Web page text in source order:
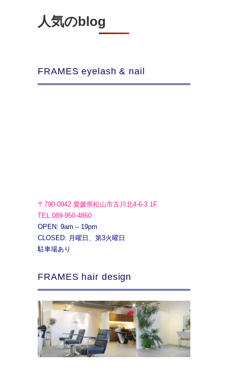
人気のblog
FRAMES eyelash & nail
〒790-0942 愛媛県松山市古川北4-6-3 1F
TEL.089-950-4860
OPEN: 9am – 19pm
CLOSED: 月曜日、第3火曜日
駐車場あり
FRAMES hair design